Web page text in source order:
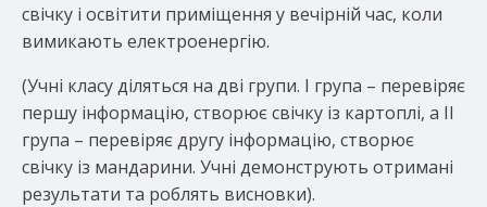
свічку і освітити приміщення у вечірній час, коли
вимикають електроенергію.
(Учні класу діляться на дві групи. І група – перевіряє
першу інформацію, створює свічку із картоплі, а ІІ
група – перевіряє другу інформацію, створює
свічку із мандарини. Учні демонструють отримані
результати та роблять висновки).